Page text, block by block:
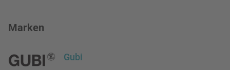
Marken
Gubi